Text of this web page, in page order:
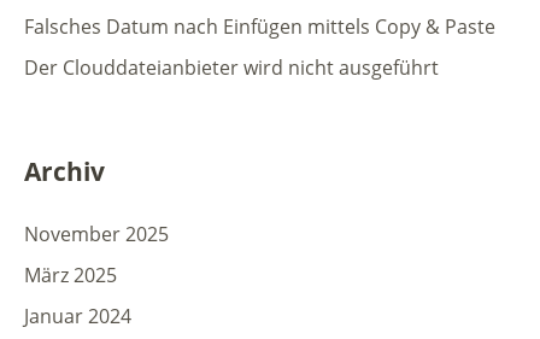
Falsches Datum nach Einfügen mittels Copy & Paste
Der Clouddateianbieter wird nicht ausgeführt
Archiv
November 2025
März 2025
Januar 2024